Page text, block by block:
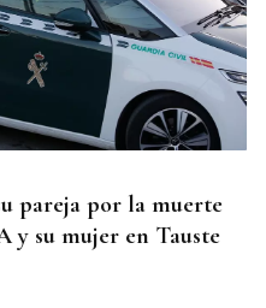
pareja por la muerte
y su mujer en Tauste